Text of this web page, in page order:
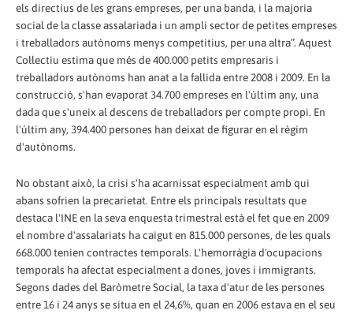
els directius de les grans empreses, per una banda, i la majoria
social de la classe assalariada i un ampli sector de petites empreses
i treballadors autònoms menys competitius, per una altra”. Aquest
Col·lectiu estima que més de 400.000 petits empresaris i
treballadors autònoms han anat a la fallida entre 2008 i 2009. En la
construcció, s'han evaporat 34.700 empreses en l'últim any, una
dada que s'uneix al descens de treballadors per compte propi. En
l'últim any, 394.400 persones han deixat de figurar en el règim
d'autònoms.
No obstant això, la crisi s'ha acarnissat especialment amb qui
abans sofrien la precarietat. Entre els principals resultats que
destaca l'INE en la seva enquesta trimestral està el fet que en 2009
el nombre d'assalariats ha caigut en 815.000 persones, de les quals
668.000 tenien contractes temporals. L'hemorràgia d'ocupacions
temporals ha afectat especialment a dones, joves i immigrants.
Segons dades del Baròmetre Social, la taxa d'atur de les persones
entre 16 i 24 anys se situa en el 24,6%, quan en 2006 estava en el seu